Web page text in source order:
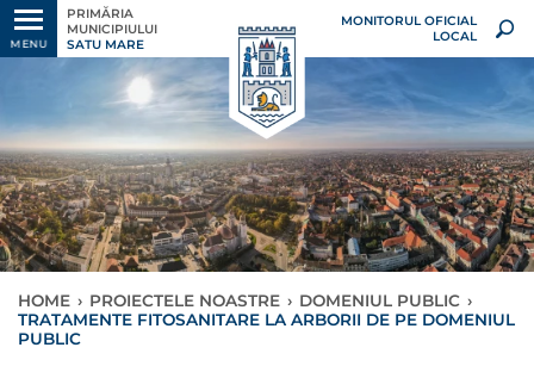
MENU
PRIMĂRIA
MUNICIPIULUI
SATU MARE
MONITORUL OFICIAL
LOCAL
HOME › PROIECTELE NOASTRE › DOMENIUL PUBLIC ›
TRATAMENTE FITOSANITARE LA ARBORII DE PE DOMENIUL
PUBLIC